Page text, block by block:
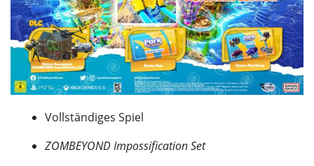
Vollständiges Spiel
ZOMBEYOND Impossification Set